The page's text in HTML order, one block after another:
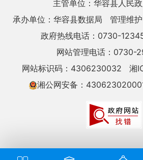
主管单位：华容县人民
承办单位：华容县数据局
管理维
政府热线电话：0730-
网站管理电话：0730-
网站标识码：4306230032
湘
湘公网安备：